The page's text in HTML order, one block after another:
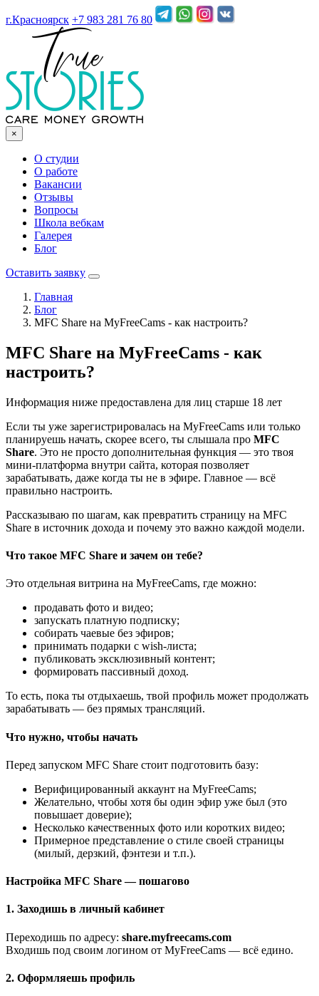
г.Красноярск +7 983 281 76 80
×
О студии
О работе
Вакансии
Отзывы
Вопросы
Школа вебкам
Галерея
Блог
Оставить заявку
Главная
Блог
MFC Share на MyFreeCams - как настроить?
MFC Share на MyFreeCams - как
настроить?
Информация ниже предоставлена для лиц старше 18 лет
Если ты уже зарегистрировалась на MyFreeCams или только
планируешь начать, скорее всего, ты слышала про MFC
Share. Это не просто дополнительная функция — это твоя
мини-платформа внутри сайта, которая позволяет
зарабатывать, даже когда ты не в эфире. Главное — всё
правильно настроить.
Рассказываю по шагам, как превратить страницу на MFC
Share в источник дохода и почему это важно каждой модели.
Что такое MFC Share и зачем он тебе?
Это отдельная витрина на MyFreeCams, где можно:
продавать фото и видео;
запускать платную подписку;
собирать чаевые без эфиров;
принимать подарки с wish-листа;
публиковать эксклюзивный контент;
формировать пассивный доход.
То есть, пока ты отдыхаешь, твой профиль может продолжать
зарабатывать — без прямых трансляций.
Что нужно, чтобы начать
Перед запуском MFC Share стоит подготовить базу:
Верифицированный аккаунт на MyFreeCams;
Желательно, чтобы хотя бы один эфир уже был (это
повышает доверие);
Несколько качественных фото или коротких видео;
Примерное представление о стиле своей страницы
(милый, дерзкий, фэнтези и т.п.).
Настройка MFC Share — пошагово
1. Заходишь в личный кабинет
Переходишь по адресу: share.myfreecams.com
Входишь под своим логином от MyFreeCams — всё едино.
2. Оформляешь профиль